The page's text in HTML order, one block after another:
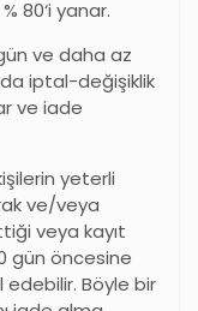
80‘i yanar.
ve daha az
iptal-değişiklik
ve iade
yeterli
ve/veya
veya kayıt
gün öncesine
Böyle bir